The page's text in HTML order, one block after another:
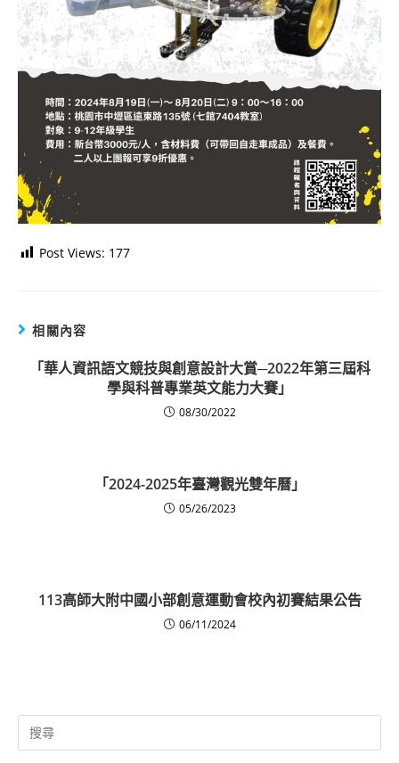
Post Views: 177
相關內容
「華人資訊語文競技與創意設計大賞─2022年第三屆科
學與科普專業英文能力大賽」
08/30/2022
「2024-2025年臺灣觀光雙年曆」
05/26/2023
113高師大附中國小部創意運動會校內初賽結果公告
06/11/2024
Search
for: